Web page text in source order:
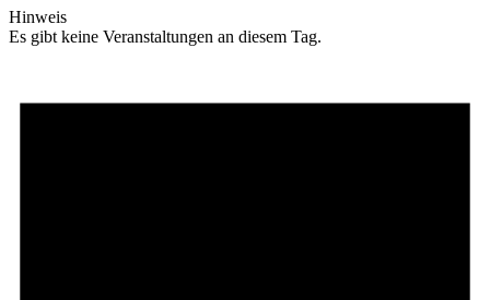
Hinweis
Es gibt keine Veranstaltungen an diesem Tag.